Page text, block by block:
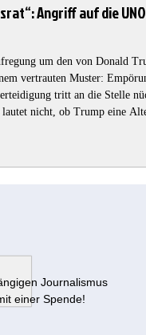
Angriff auf die
um den von Donald
vertrauten Muster:
tritt an die Stelle
nicht, ob Trump eine
Journalismus
einer Spende!